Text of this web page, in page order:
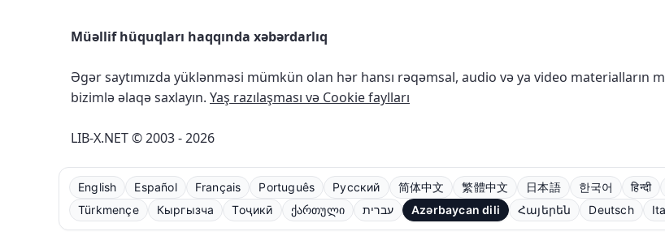
Müəllif hüquqları haqqında xəbərdarlıq
Əgər saytımızda yüklənməsi mümkün olan hər hansı rəqəmsal, audio və ya video
bizimlə əlaqə saxlayın. Yaş razılaşması və Cookie faylları
LIB-X.NET © 2003 - 2026
English Español Français Português Русский 简体中文 繁體中文 日本語 한국어 हिन्दी
Türkmençe
Кыргызча Тоҷикӣ ქართული עברית Azərbaycan dili Հայերեն Deutsch